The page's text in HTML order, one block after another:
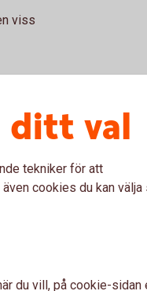
viss
år
ditt val
tekniker för att
cookies du kan välja
du vill, på cookie-sidan